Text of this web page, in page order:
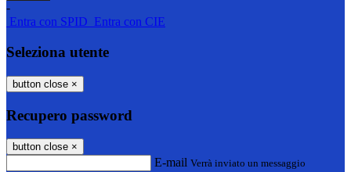
-
Entra con SPID Entra con CIE
Seleziona utente
button close ×
Recupero password
button close ×
E-mail Verrà inviato un messaggio